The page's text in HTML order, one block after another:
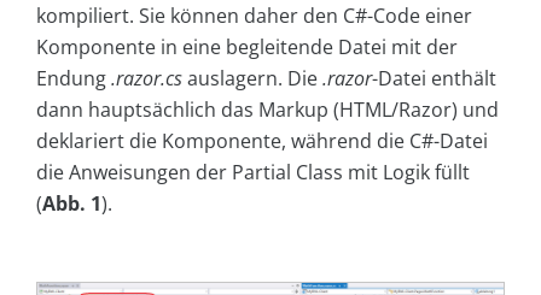
kompiliert. Sie können daher den C#-Code einer
Komponente in eine begleitende Datei mit der
Endung.razor.csauslagern. Die.razor-Datei enthält
dann hauptsächlich das Markup (HTML/Razor) und
deklariert die Komponente, während die C#-Datei
die Anweisungen der Partial Class mit Logik füllt
(Abb. 1).